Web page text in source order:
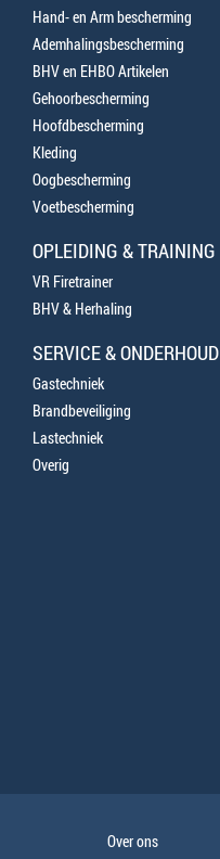
Hand- en Arm bescherming
Ademhalingsbescherming
BHV en EHBO Artikelen
Gehoorbescherming
Hoofdbescherming
Kleding
Oogbescherming
Voetbescherming
OPLEIDING & TRAINING
VR Firetrainer
BHV & Herhaling
SERVICE & ONDERHOUD
Gastechniek
Brandbeveiliging
Lastechniek
Overig
Over ons